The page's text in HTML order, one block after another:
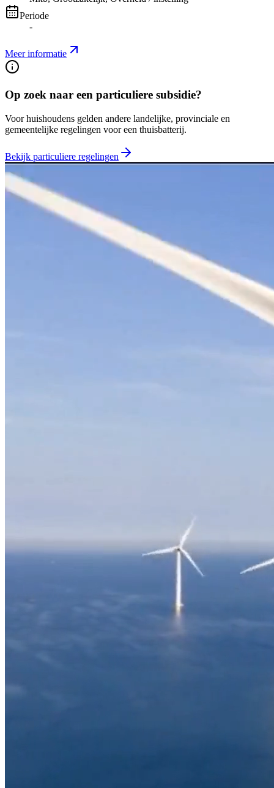
Periode
-
Meer informatie
Op zoek naar een particuliere subsidie?
Voor huishoudens gelden andere landelijke, provinciale en
gemeentelijke regelingen voor een thuisbatterij.
Bekijk particuliere regelingen